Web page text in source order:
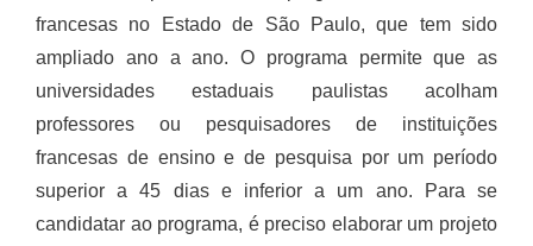
francesas no Estado de São Paulo, que tem sido
ampliado ano a ano. O programa permite que as
universidades estaduais paulistas acolham
professores ou pesquisadores de instituições
francesas de ensino e de pesquisa por um período
superior a 45 dias e inferior a um ano. Para se
candidatar ao programa, é preciso elaborar um projeto